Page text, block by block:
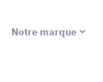
Notre marque